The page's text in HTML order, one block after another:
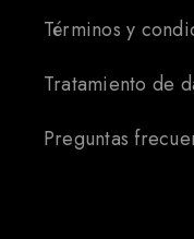
Términos y
Tratamiento de
Preguntas